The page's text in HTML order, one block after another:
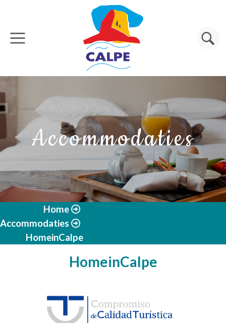
Overslaan en naar de inhoud gaan
Zoeken
Accommodaties
Home
Accommodaties
HomeinCalpe
HomeinCalpe